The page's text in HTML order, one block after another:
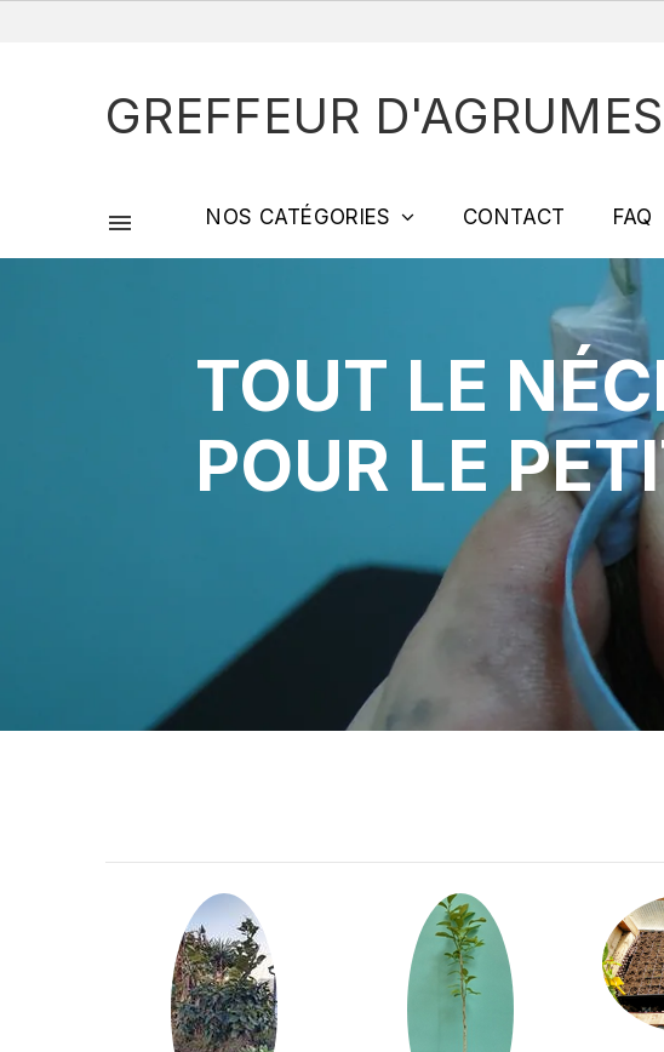
GREFFEUR D'AGRUMES
 NOS CATÉGORIES CONTACT FAQ
TOUT LE
POUR LE